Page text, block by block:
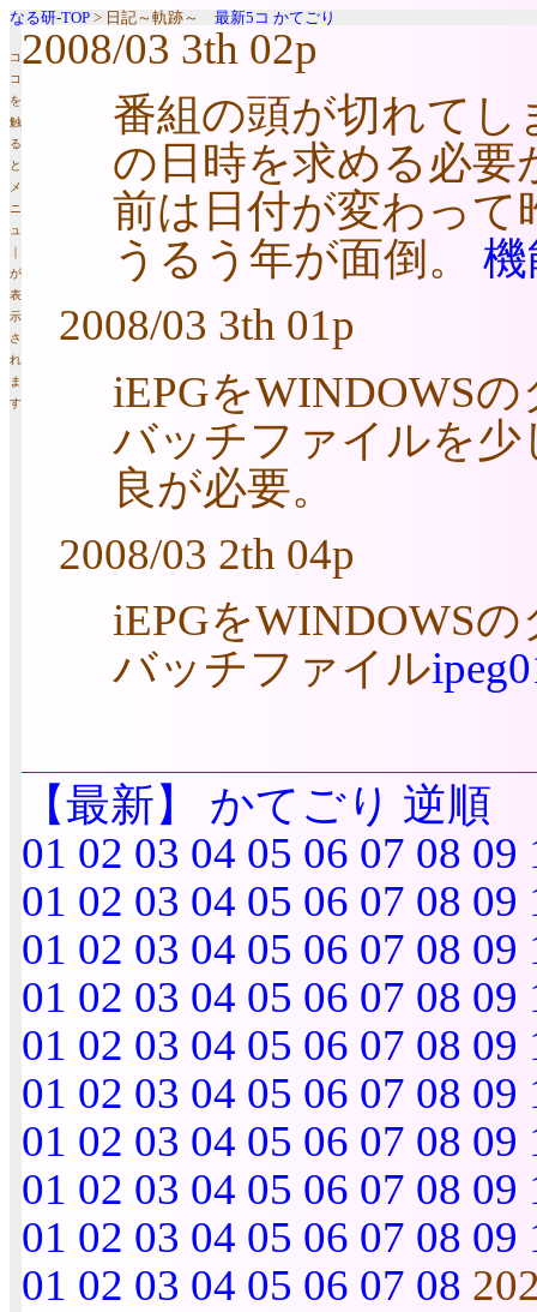
なる研-TOP > 日記～軌跡～ 最新5コ かてごり
コ
コ
を
触
る
と
メ
ニ
ュ
｜
が
表
示
さ
れ
ま
す
2008/03 3th 02p
番組の頭が切れてし
の日時を求める必要
前は日付が変わって
うるう年が面倒。
2008/03 3th 01p
iEPGをWINDOWS
バッチファイルを少
良が必要。
2008/03 2th 04p
iEPGをWINDOWS
バッチファイル
【最新】 かてごり 逆順
01 02 03 04 05 06 07 08 09
01 02 03 04 05 06 07 08 09
01 02 03 04 05 06 07 08 09
01 02 03 04 05 06 07 08 09
01 02 03 04 05 06 07 08 09
01 02 03 04 05 06 07 08 09
01 02 03 04 05 06 07 08 09
01 02 03 04 05 06 07 08 09
01 02 03 04 05 06 07 08 09
01 02 03 04 05 06 07 08